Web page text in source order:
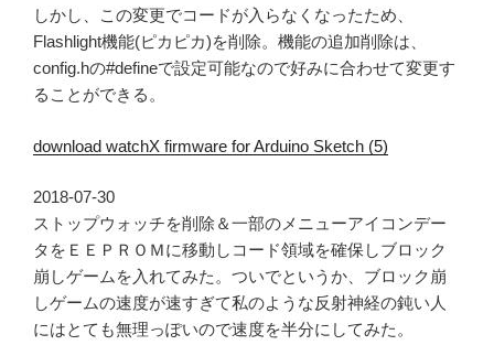
しかし、この変更でコードが入らなくなったため、
Flashlight機能(ピカピカ)を削除。機能の追加削除は、
config.hの#defineで設定可能なので好みに合わせて変更す
ることができる。
download watchX firmware for Arduino Sketch (5)
2018-07-30
ストップウォッチを削除＆一部のメニューアイコンデー
タをＥＥＰＲＯＭに移動しコード領域を確保しブロック
崩しゲームを入れてみた。ついでというか、ブロック崩
しゲームの速度が速すぎて私のような反射神経の鈍い人
にはとても無理っぽいので速度を半分にしてみた。